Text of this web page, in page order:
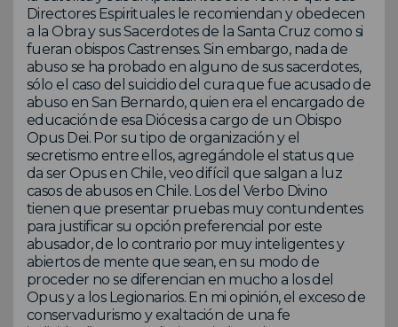
Directores Espirituales le recomiendan y obedecen
a la Obra y sus Sacerdotes de la Santa Cruz como si
fueran obispos Castrenses. Sin embargo, nada de
abuso se ha probado en alguno de sus sacerdotes,
sólo el caso del suicidio del cura que fue acusado de
abuso en San Bernardo, quien era el encargado de
educación de esa Diócesis a cargo de un Obispo
Opus Dei. Por su tipo de organización y el
secretismo entre ellos, agregándole el status que
da ser Opus en Chile, veo difícil que salgan a luz
casos de abusos en Chile. Los del Verbo Divino
tienen que presentar pruebas muy contundentes
para justificar su opción preferencial por este
abusador, de lo contrario por muy inteligentes y
abiertos de mente que sean, en su modo de
proceder no se diferencian en mucho a los del
Opus y a los Legionarios. En mi opinión, el exceso de
conservadurismo y exaltación de una fe